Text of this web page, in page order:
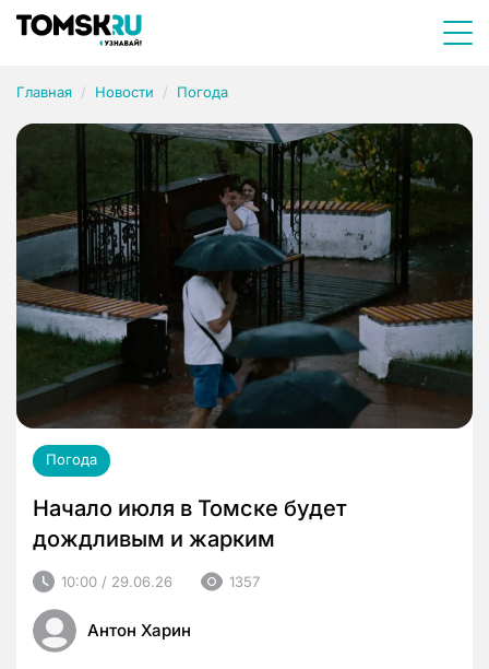
Главная Новости Погода
Погода
Начало июля в Томске будет
дождливым и жарким
10:00 / 29.06.26 1357
Антон Харин